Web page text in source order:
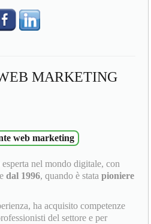
MARKETING
web marketing
nel mondo digitale, con
dal 1996, quando è statapioniere
ha acquisito competenze
del settore e per